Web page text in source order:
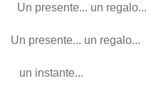
Un presente... un regalo...
Un presente... un regalo...
un instante...